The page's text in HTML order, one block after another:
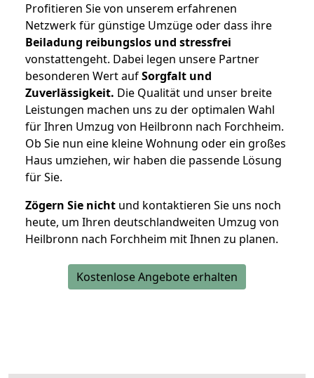
Profitieren Sie von unserem erfahrenen
Netzwerk für günstige Umzüge oder dass ihre
Beiladung reibungslos und stressfrei
vonstattengeht. Dabei legen unsere Partner
besonderen Wert aufSorgfalt und
Zuverlässigkeit. Die Qualität und unser breite
Leistungen machen uns zu der optimalen Wahl
für Ihren Umzug von Heilbronn nach Forchheim.
Ob Sie nun eine kleine Wohnung oder ein großes
Haus umziehen, wir haben die passende Lösung
für Sie.
Zögern Sie nicht und kontaktieren Sie uns noch
heute, um Ihren deutschlandweiten Umzug von
Heilbronn nach Forchheim mit Ihnen zu planen.
Kostenlose Angebote erhalten